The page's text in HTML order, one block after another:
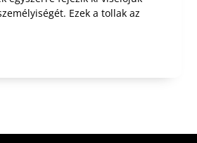
Ezek a tollak az